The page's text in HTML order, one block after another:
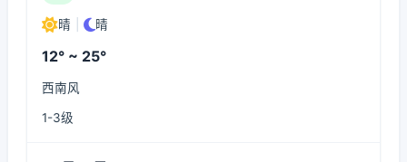
晴 晴
12° ~ 25°
西南风
1-3级